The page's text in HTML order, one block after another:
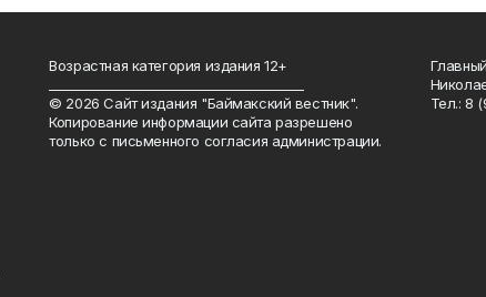
Возрастная категория издания 12+
© 2026 Сайт издания "Баймакский вестник".
Копирование информации сайта разрешено
только с письменного согласия администрации.
Тел.: 8